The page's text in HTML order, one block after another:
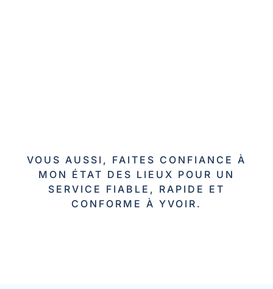
VOUS AUSSI, FAITES CONFIANCE À
MON ÉTAT DES LIEUX POUR UN
SERVICE FIABLE, RAPIDE ET
CONFORME À YVOIR.